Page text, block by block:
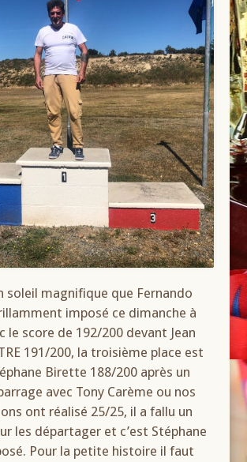
soleil magnifique que Fernando
imposé ce dimanche à
le score de 192/200 devant Jean
191/200, la troisième place est
Birette 188/200 après un
avec Tony Carème ou nos
ont réalisé 25/25, il a fallu un
les départager et c’est Stéphane
Pour la petite histoire il faut